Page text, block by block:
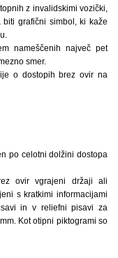
z invalidskimi vozički,
grafični simbol, ki kaže
nameščenih največ pet
smer.
o dostopih brez ovir na
po celotni dolžini dostopa
ovir vgrajeni držaji ali
s kratkimi informacijami
in v reliefni pisavi za
Kot otipni piktogrami so